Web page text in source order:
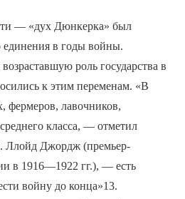
— «дух Дюнкерка» был
единения в годы войны.
роль государства в
к этим переменам. «В
фермеров, лавочников,
класса, — отметил
Ллойд Джордж (премьер-
в 1916—1922 гг.), — есть
войну до конца»13.